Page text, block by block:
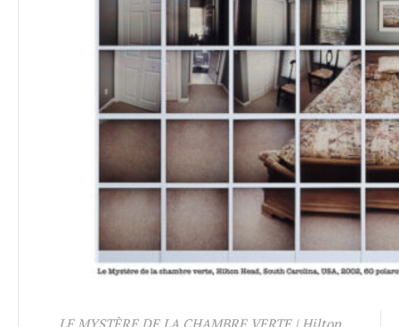
LE MYSTÈRE DE LA CHAMBRE VERTE | Hilton